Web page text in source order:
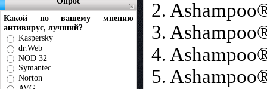
Какой по вашему мнению
антивирус, лучший?
Kaspersky
dr.Web
NOD 32
Symantec
Norton
2.
3.
4.
5.